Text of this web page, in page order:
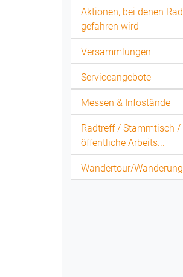
Aktionen, bei denen Rad
gefahren wird
Versammlungen
Serviceangebote
Messen & Infostände
Radtreff / Stammtisch /
öffentliche Arbeits...
Wandertour/Wanderung